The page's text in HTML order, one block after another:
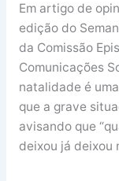
Em artigo de
edição do
da Comissão
Comunicações
natalidade é
que a grave
avisando que
deixou já deixou